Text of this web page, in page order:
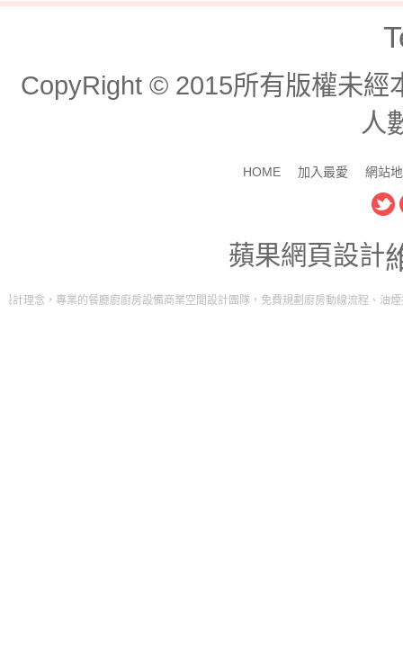
CopyRight © 2015所有版權未經
人
HOME 加入最愛 網站
蘋果網頁設計
房設備商業空間設計團隊，免費規劃廚房動線流程、油煙排放工程。打造